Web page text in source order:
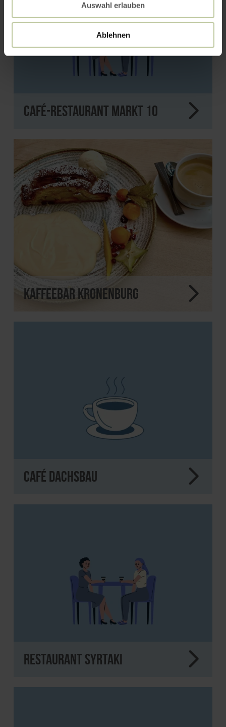
Auswahl erlauben
Ablehnen
Café-Restaurant Markt 10
Kaffeebar Kronenburg
Café Dachsbau
Restaurant Syrtaki